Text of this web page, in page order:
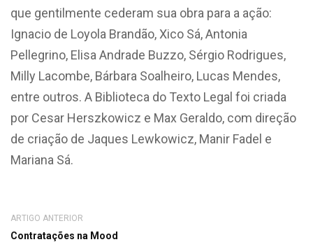
que gentilmente cederam sua obra para a ação:
Ignacio de Loyola Brandão, Xico Sá, Antonia
Pellegrino, Elisa Andrade Buzzo, Sérgio Rodrigues,
Milly Lacombe, Bárbara Soalheiro, Lucas Mendes,
entre outros. A Biblioteca do Texto Legal foi criada
por Cesar Herszkowicz e Max Geraldo, com direção
de criação de Jaques Lewkowicz, Manir Fadel e
Mariana Sá.
ARTIGO ANTERIOR
Contratações na Mood